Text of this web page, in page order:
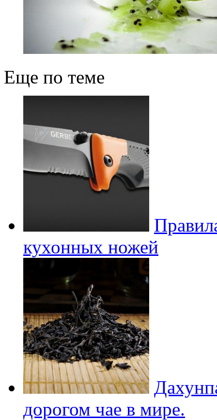
Еще по теме
кухонных ножей
дорогом чае в мире.